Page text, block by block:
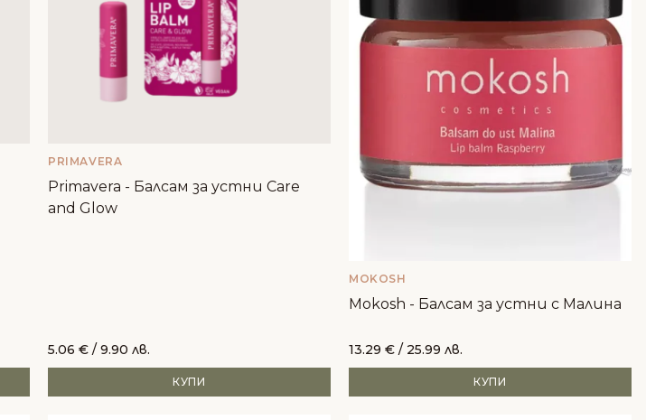
PRIMAVERA
Primavera - Балсам за устни Care
and Glow
5.06 € / 9.90 лв.
КУПИ
MOKOSH
Mokosh - Балсам за устни с Малина
13.29 € / 25.99 лв.
КУПИ